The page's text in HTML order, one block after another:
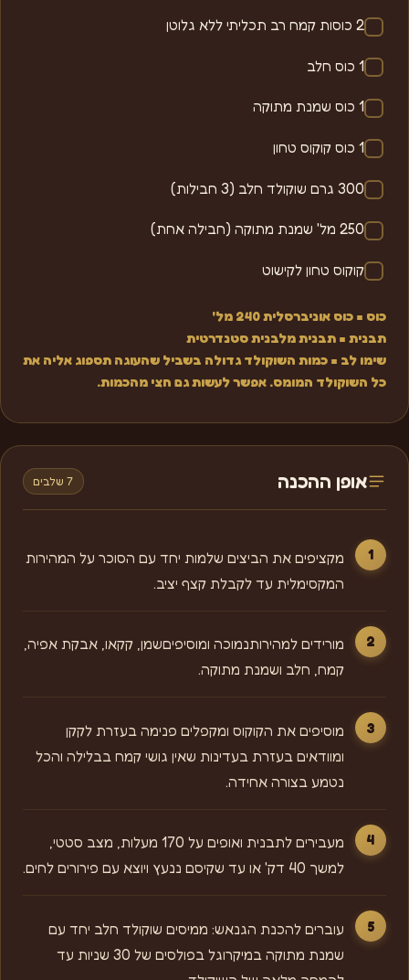
2 כוסות קמח רב תכליתי ללא גלוטן
1 כוס חלב
1 כוס שמנת מתוקה
1 כוס קוקוס טחון
300 גרם שוקולד חלב (3 חבילות)
250 מל' שמנת מתוקה (חבילה אחת)
קוקוס טחון לקישוט
כוס = כוס אוניברסלית 240 מל'
תבנית = תבנית מלבנית סטנדרטית
שימו לב = כמות השוקולד גדולה בשביל שהעוגה תספוג אליה את
כל השוקולד המומס. אפשר לעשות גם חצי מהכמות.
אופן ההכנה 7 שלבים
מקציפים את הביצים שלמות יחד עם הסוכר על המהירות
המקסימלית עד לקבלת קצף יציב.
מורידים למהירותנמוכה ומוסיפיםשמן, קקאו, אבקת אפיה,
קמח, חלב ושמנת מתוקה.
מוסיפים את הקוקוס ומקפלים פנימה בעזרת לקקן
ומוודאים בעזרת בעדינות שאין גושי קמח בבלילה והכל
נטמע בצורה אחידה.
מעבירים לתבנית ואופים על 170 מעלות, מצב סטטי,
למשך 40 דק' או עד שקיסם ננעץ ויוצא עם פירורים לחים.
עוברים להכנת הגנאש: ממיסים שוקולד חלב יחד עם
שמנת מתוקה במיקרוגל בפולסים של 30 שניות עד